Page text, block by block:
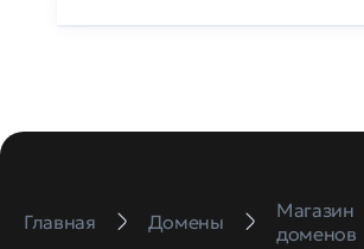
Главная Домены
Магазин
доменов